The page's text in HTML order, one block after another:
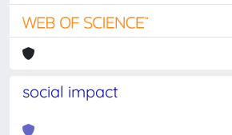
social impact